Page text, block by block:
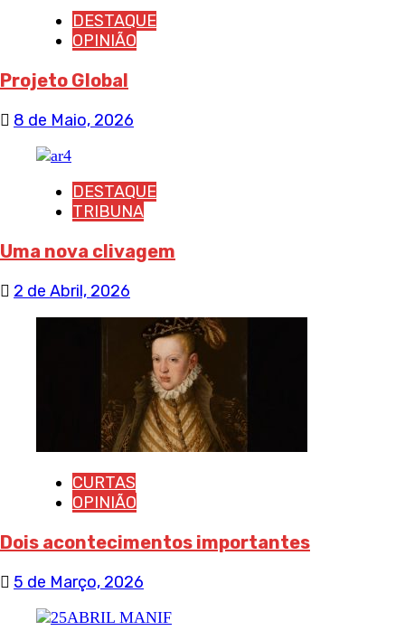
DESTAQUE
OPINIÃO
Projeto Global
8 de Maio, 2026
DESTAQUE
TRIBUNA
Uma nova clivagem
2 de Abril, 2026
CURTAS
OPINIÃO
Dois acontecimentos importantes
5 de Março, 2026